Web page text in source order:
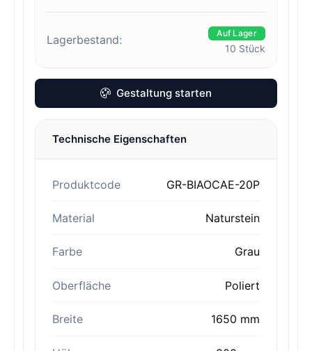
Lagerbestand: Auf Lager
10 Stück
Gestaltung starten
Technische Eigenschaften
Produktcode GR-BIAOCAE-20P
Material Naturstein
Farbe Grau
Oberfläche Poliert
Breite 1650 mm